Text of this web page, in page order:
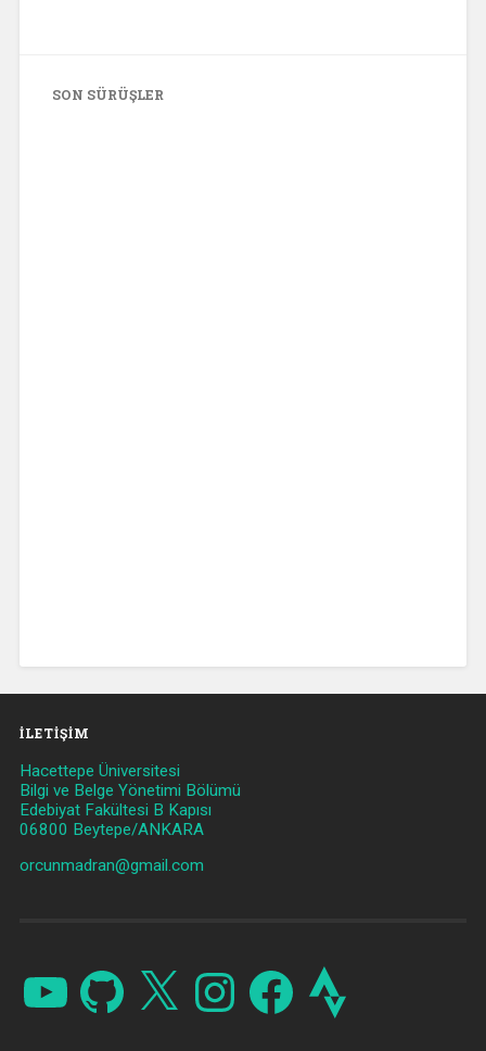
SON SÜRÜŞLER
İLETIŞIM
Hacettepe Üniversitesi
Bilgi ve Belge Yönetimi Bölümü
Edebiyat Fakültesi B Kapısı
06800 Beytepe/ANKARA
orcunmadran@gmail.com
YouTube GitHub X InstagramFacebook Strava